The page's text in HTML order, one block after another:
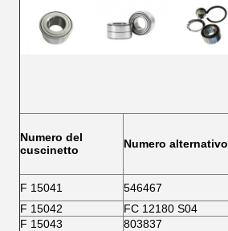
Numero del
cuscinetto
Numero alternativo
F 15041 546467
F 15042
FC 12180 S04
F 15043
803837